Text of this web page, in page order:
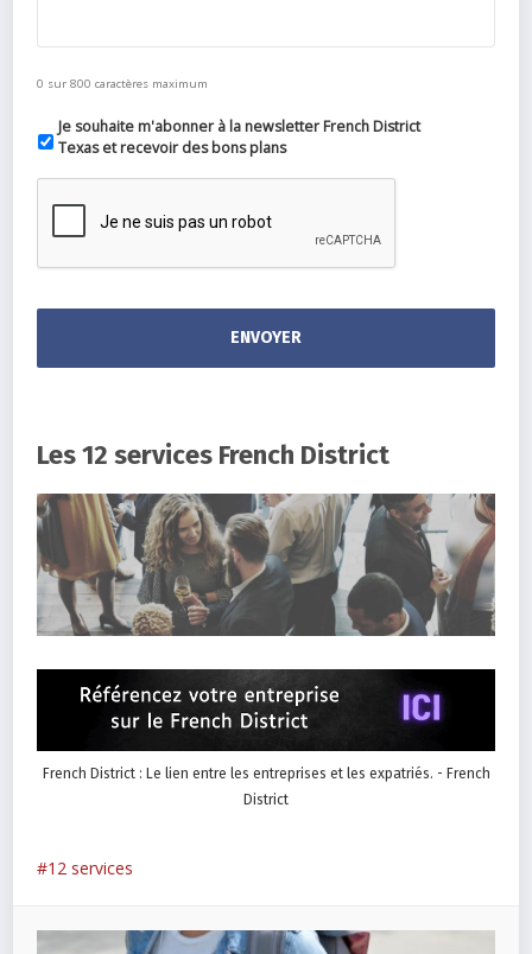
0 sur 800 caractères maximum
Je souhaite m'abonner à la newsletter French District
Texas et recevoir des bons plans
Les 12 services French District
French District : Le lien entre les entreprises et les expatriés. - French
District
12 services